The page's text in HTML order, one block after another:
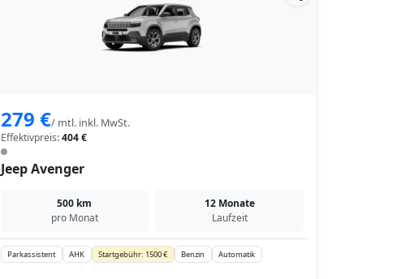
279 €/ mtl. inkl. MwSt.
Effektivpreis:404 €
Jeep Avenger
500 km
pro Monat
12 Monate
Laufzeit
Parkassistent AHK Startgebühr: 1500 € Benzin Automatik